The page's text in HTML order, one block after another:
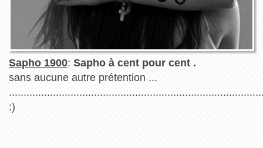
Sapho 1900: Sapho à cent pour cent .
sans aucune autre prétention ...
:)